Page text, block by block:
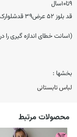
۹تا۱۰سال
قد بلوز ۵۲ عرض۳۹ قدشلوارک ۳۶
(۱سانت خطای اندازه گیری را در نظر بگیرید)
بخشها :
لباس تابستانی
محصولات مرتبط